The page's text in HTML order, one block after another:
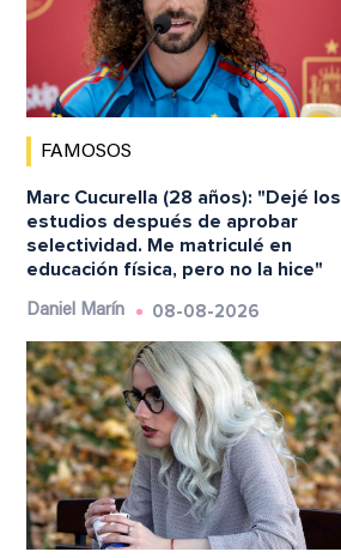
FAMOSOS
Marc Cucurella (28 años): "Dejé los
estudios después de aprobar
selectividad. Me matriculé en
educación física, pero no la hice"
Daniel Marín 08-08-2026